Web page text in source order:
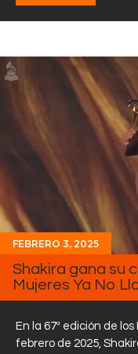
FEBRERO 3, 2025
Shakira gana su
Mujeres Ya No
En la 67ª edición de
febrero de 2025,